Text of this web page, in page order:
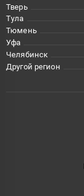
Тверь
Тула
Тюмень
Уфа
Челябинск
Другой регион